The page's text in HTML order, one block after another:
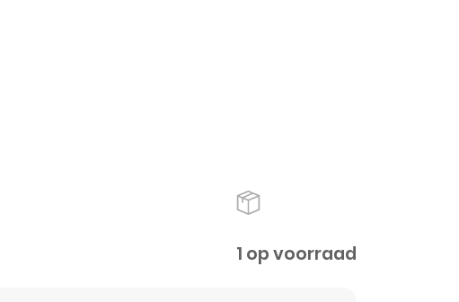
1 op voorraad